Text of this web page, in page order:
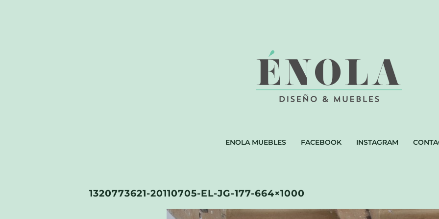
ENOLA MUEBLES FACEBOOK INSTAGRAM
1320773621-20110705-EL-JG-177-664×1000